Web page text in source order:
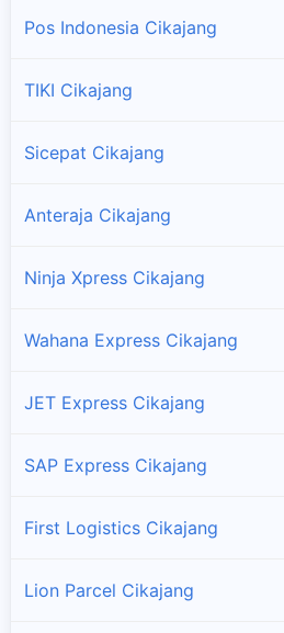
Pos Indonesia Cikajang
TIKI Cikajang
Sicepat Cikajang
Anteraja Cikajang
Ninja Xpress Cikajang
Wahana Express Cikajang
JET Express Cikajang
SAP Express Cikajang
First Logistics Cikajang
Lion Parcel Cikajang